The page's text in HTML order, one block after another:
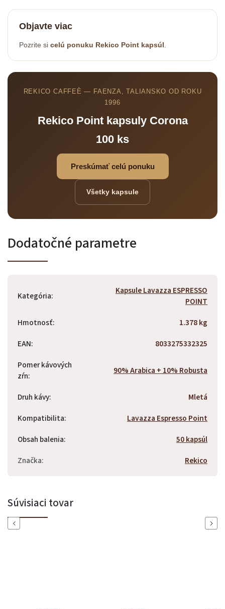
Objavte viac
Pozrite si celú ponuku Rekico Point kapsúl
REKICO CAFFEÈ — FAENZA, TALIANSKO OD ROKU
1996
Rekico Point kapsuly Corona
100 ks
Preskúmať celú ponuku
Všetky kapsule
Dodatočné parametre
Kategória:
Kapsule Lavazza ESPRESSO
POINT
Hmotnosť:
1.378 kg
EAN:
8033275332325
Pomer kávových
zŕn: 90% Arabica + 10% Robusta
Druh kávy:
Mletá
Kompatibilita:
Lavazza Espresso Point
Obsah balenia:
50 kapsúl
Značka: Rekico
Súvisiaci tovar
Previous Next